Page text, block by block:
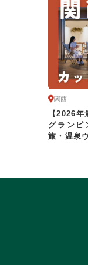
関西
【2026
グランピ
旅・温泉